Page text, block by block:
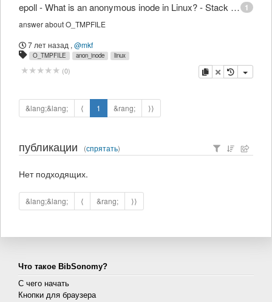
1
epoll - What is an anonymous inode in Linux? - Stack Overflow
answer about O_TMPFILE
7 лет назад , @mkf
O_TMPFILE anon_inode linux
(0) копировать
удалить
&lang;&lang; ⟨ 1 &rang; ⟩⟩
публикации (спрятать)
Нет подходящих.
&lang;&lang; ⟨ &rang; ⟩⟩
Что такое BibSonomy?
С чего начать
Кнопки для браузера